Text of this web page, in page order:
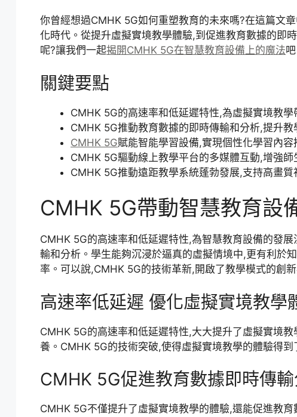
你曾經想過CMHK 5G如何重塑教育的未來嗎?在這篇文
化時代。從提升虛擬實境教學體驗,到促進教育數據的即
呢?讓我們一起揭開CMHK 5G在智慧教育設備上的魔法吧
關鍵要點
CMHK 5G的高速率和低延遲特性,為虛擬實境教學
CMHK 5G推動教育數據的即時傳輸和分析,提升教
CMHK 5G賦能智能學習設備,實現個性化學習內容
CMHK 5G驅動線上教學平台的多媒體互動,增強師
CMHK 5G推動遠距教學系統蓬勃發展,支持高畫質
CMHK 5G帶動智慧教育設
CMHK 5G的高速率和低延遲特性,為智慧教育設備的發
輸和分析。學生能夠沉浸於逼真的虛擬情境中,更有利於
率。可以說,CMHK 5G的技術革新,開啟了教學模式的創新
高速率低延遲 優化虛擬實境教學
CMHK 5G的高速率和低延遲特性,大大提升了虛擬實境
養。CMHK 5G的技術突破,使得虛擬實境教學的體驗得
CMHK 5G促進教育數據即時傳
CMHK 5G不僅提升了虛擬實境教學的體驗,還能促進教